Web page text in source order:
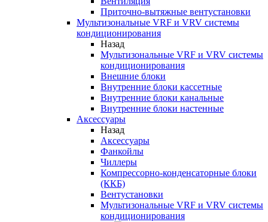
Приточно-вытяжные вентустановки
Мультизональные VRF и VRV системы
кондиционирования
Назад
Мультизональные VRF и VRV системы
кондиционирования
Внешние блоки
Внутренние блоки кассетные
Внутренние блоки канальные
Внутренние блоки настенные
Аксессуары
Назад
Аксессуары
Фанкойлы
Чиллеры
Компрессорно-конденсаторные блоки
(ККБ)
Вентустановки
Мультизональные VRF и VRV системы
кондиционирования